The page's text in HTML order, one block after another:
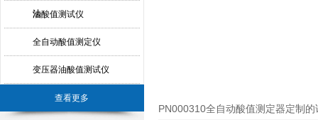
法
油酸值测试仪
全自动酸值测定仪
变压器油酸值测试仪
查看更多
PN000310全自动酸值测定器定制的